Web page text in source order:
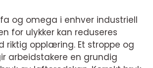
og omega i enhver industriell
for ulykker kan reduseres
riktig opplæring. Et stroppe og
arbeidstakere en grundig